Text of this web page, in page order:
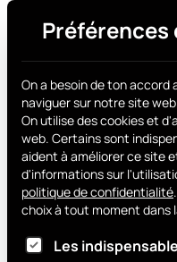
Archives
On a besoin de ton accord
naviguer sur notre site
On utilise des cookies et
web. Certains sont
aident à améliorer ce site
d'informations sur
politique de confidentialité.
choix à tout moment dans
Voici la liste des
Les